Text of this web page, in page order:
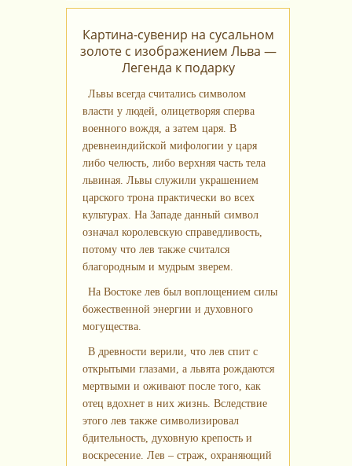
Картина-сувенир на сусальном
золоте с изображением Льва —
Легенда к подарку
Львы всегда считались символом
власти у людей, олицетворяя сперва
военного вождя, а затем царя. В
древнеиндийской мифологии у царя
либо челюсть, либо верхняя часть тела
львиная. Львы служили украшением
царского трона практически во всех
культурах. На Западе данный символ
означал королевскую справедливость,
потому что лев также считался
благородным и мудрым зверем.
На Востоке лев был воплощением силы
божественной энергии и духовного
могущества.
В древности верили, что лев спит с
открытыми глазами, а львята рождаются
мертвыми и оживают после того, как
отец вдохнет в них жизнь. Вследствие
этого лев также символизировал
бдительность, духовную крепость и
воскресение. Лев – страж, охраняющий